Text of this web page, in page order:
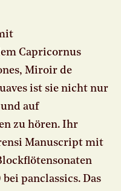
Capricornus
Miroir de
ist sie nicht nur
auf
zu hören. Ihr
Manuscript mit
panclassics. Das